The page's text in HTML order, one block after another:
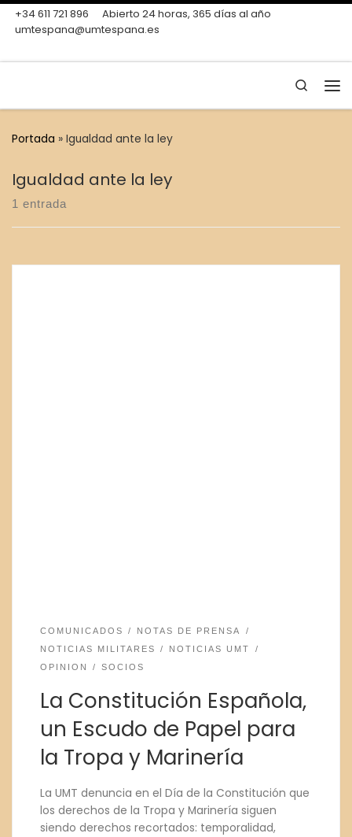
Skip to content
+34 611 721 896
Abierto 24 horas, 365 días al año
umtespana@umtespana.es
Search
Portada » Igualdad ante la ley
Igualdad ante la ley
1 entrada
COMUNICADOS
NOTAS DE PRENSA
NOTICIAS MILITARES
NOTICIAS UMT
OPINION
SOCIOS
La Constitución Española,
un Escudo de Papel para
la Tropa y Marinería
La UMT denuncia en el Día de la Constitución que
los derechos de la Tropa y Marinería siguen
siendo derechos recortados: temporalidad,